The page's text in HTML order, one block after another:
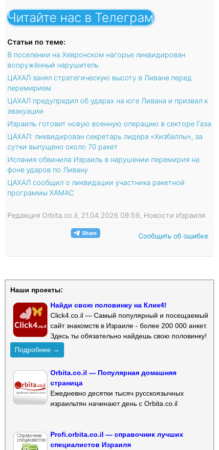
Читайте нас в Телеграм
Статьи по теме:
В поселении на Хевронском нагорье ликвидирован
вооружённый нарушитель
ЦАХАЛ занял стратегическую высоту в Ливане перед
перемирием
ЦАХАЛ предупредил об ударах на юге Ливана и призвал к
эвакуации
Израиль готовит новую военную операцию в секторе Газа
ЦАХАЛ: ликвидирован секретарь лидера «Хизбаллы», за
сутки выпущено около 70 ракет
Испания обвинила Израиль в нарушении перемирия на
фоне ударов по Ливану
ЦАХАЛ сообщил о ликвидации участника ракетной
программы ХАМАС
Редакция Orbita.co.il, 21.04.2026 09:59, Новости Израиля
Сообщить об ошибке
Наши проекты:
Найди свою половинку на Клик4!
Click4.co.il — Самый популярный и посещаемый
сайт знакомств в Израиле - более 200 000 анкет.
Здесь ты обязательно найдешь свою половинку!
Подробнее →
Orbita.co.il — Популярная домашняя
страница
Ежедневно десятки тысяч русскоязычных
израильтян начинают день с Orbita.co.il
Profi.orbita.co.il — справочник лучших
специалистов Израиля